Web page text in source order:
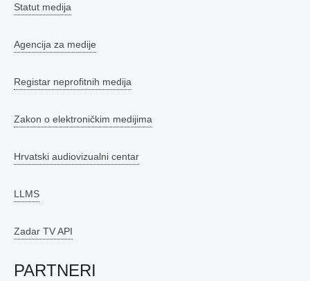
Statut medija
Agencija za medije
Registar neprofitnih medija
Zakon o elektroničkim medijima
Hrvatski audiovizualni centar
LLMS
Zadar TV API
PARTNERI